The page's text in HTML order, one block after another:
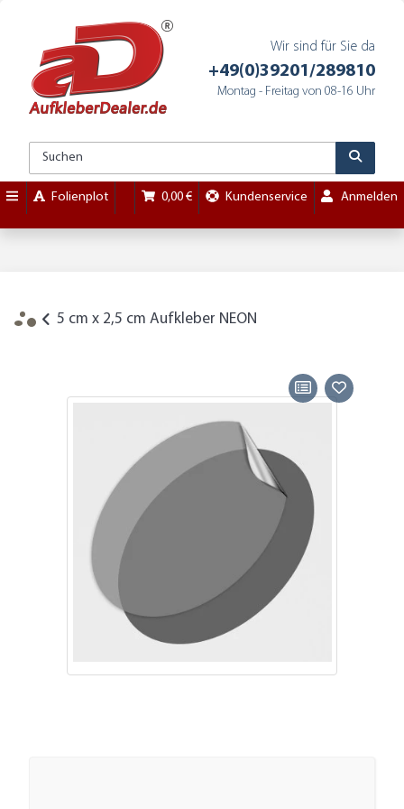
Wir sind für Sie da
+49(0)39201/289810
Montag - Freitag von 08-16 Uhr
Folienplot 0,00 € Kundenservice Anmelden
5 cm x 2,5 cm Aufkleber NEON